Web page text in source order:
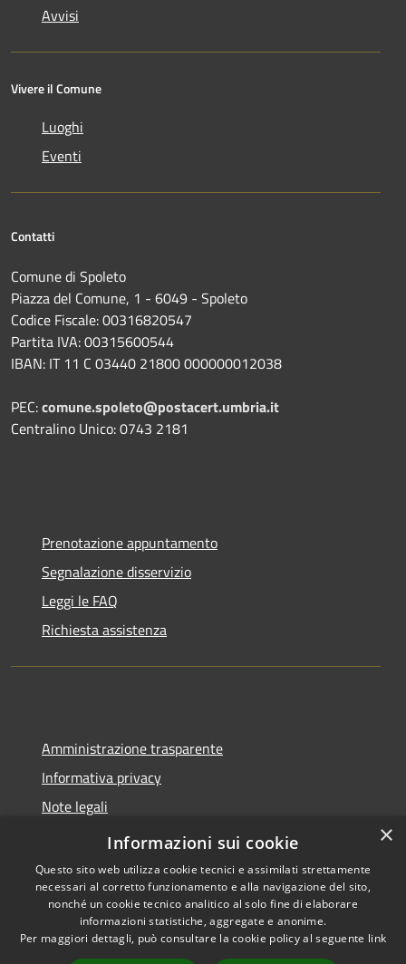
Avvisi
Vivere il Comune
Luoghi
Eventi
Contatti
Comune di Spoleto
Piazza del Comune, 1 - 6049 - Spoleto
Codice Fiscale: 00316820547
Partita IVA: 00315600544
IBAN: IT 11 C 03440 21800 000000012038
PEC:comune.spoleto@postacert.umbria.it
Centralino Unico: 0743 2181
Prenotazione appuntamento
Segnalazione disservizio
Leggi le FAQ
Richiesta assistenza
Amministrazione trasparente
Informativa privacy
Note legali
Dichiarazione di accessibilità
Accessibilità
Copyright © 2026 • Comune di
Spoleto • Powered by
×
Informazioni sui cookie
Questo sito web utilizza cookie tecnici e assimilati strettamente
necessari al corretto funzionamento e alla navigazione del sito,
nonché un cookie tecnico analitico al solo fine di elaborare
informazioni statistiche, aggregate e anonime.
Per maggiori dettagli, può consultare la cookie policy al seguente link